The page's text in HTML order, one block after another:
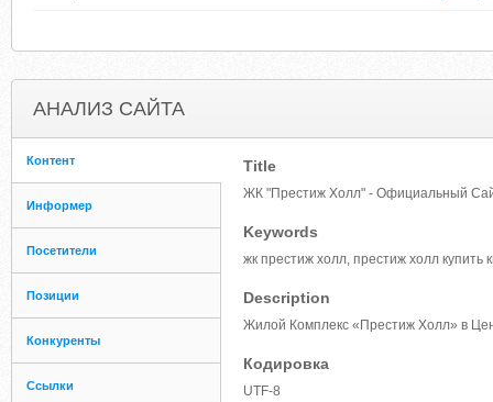
АНАЛИЗ САЙТА
Контент
Информер
Посетители
Позиции
Конкуренты
Ссылки
Title
ЖК "Престиж Холл" - Официальный
Keywords
жк престиж холл, престиж холл купить
Description
Жилой Комплекс «Престиж Холл» в
Кодировка
UTF-8